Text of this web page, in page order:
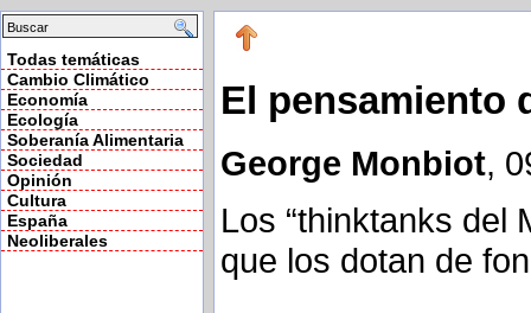
Todas temáticas
Cambio Climático
Economía
Ecología
Soberanía Alimentaria
Sociedad
Opinión
Cultura
España
Neoliberales
El pensamiento
George Monbiot,
Los “thinktanks del
que los dotan de